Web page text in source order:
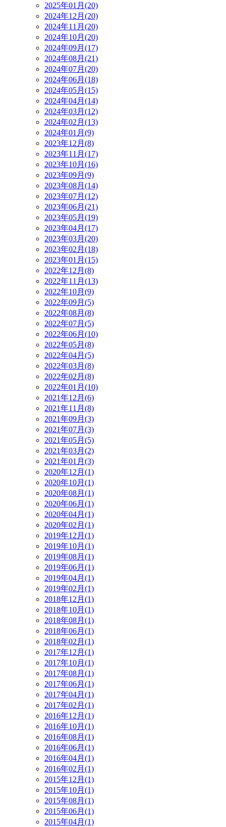
2025年01月(20)
2024年12月(20)
2024年11月(20)
2024年10月(20)
2024年09月(17)
2024年08月(21)
2024年07月(20)
2024年06月(18)
2024年05月(15)
2024年04月(14)
2024年03月(12)
2024年02月(13)
2024年01月(9)
2023年12月(8)
2023年11月(17)
2023年10月(16)
2023年09月(9)
2023年08月(14)
2023年07月(12)
2023年06月(21)
2023年05月(19)
2023年04月(17)
2023年03月(20)
2023年02月(18)
2023年01月(15)
2022年12月(8)
2022年11月(13)
2022年10月(9)
2022年09月(5)
2022年08月(8)
2022年07月(5)
2022年06月(10)
2022年05月(8)
2022年04月(5)
2022年03月(8)
2022年02月(8)
2022年01月(10)
2021年12月(6)
2021年11月(8)
2021年09月(3)
2021年07月(3)
2021年05月(5)
2021年03月(2)
2021年01月(3)
2020年12月(1)
2020年10月(1)
2020年08月(1)
2020年06月(1)
2020年04月(1)
2020年02月(1)
2019年12月(1)
2019年10月(1)
2019年08月(1)
2019年06月(1)
2019年04月(1)
2019年02月(1)
2018年12月(1)
2018年10月(1)
2018年08月(1)
2018年06月(1)
2018年02月(1)
2017年12月(1)
2017年10月(1)
2017年08月(1)
2017年06月(1)
2017年04月(1)
2017年02月(1)
2016年12月(1)
2016年10月(1)
2016年08月(1)
2016年06月(1)
2016年04月(1)
2016年02月(1)
2015年12月(1)
2015年10月(1)
2015年08月(1)
2015年06月(1)
2015年04月(1)